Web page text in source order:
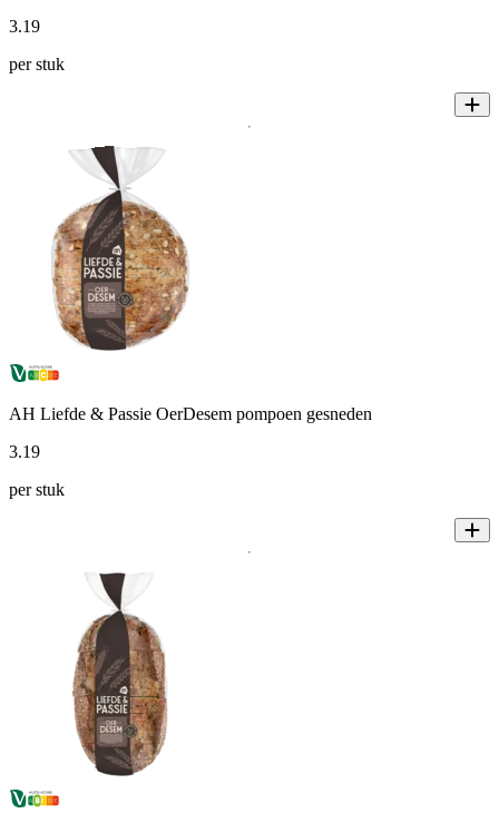
3.19
per stuk
AH Liefde & Passie OerDesem pompoen gesneden
3.19
per stuk